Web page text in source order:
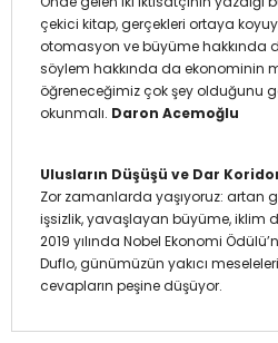
çekici kitap, gerçekleri ortaya
otomasyon ve büyüme hakkında
söylem hakkında da ekonominin
öğreneceğimiz çok şey olduğunu
okunmalı. Daron Acemoğlu
Ulusların Düşüşü ve Dar
Zor zamanlarda yaşıyoruz: artan
işsizlik, yavaşlayan büyüme, iklim
2019 yılında Nobel Ekonomi
Duflo, günümüzün yakıcı
cevapların peşine düşüyor.